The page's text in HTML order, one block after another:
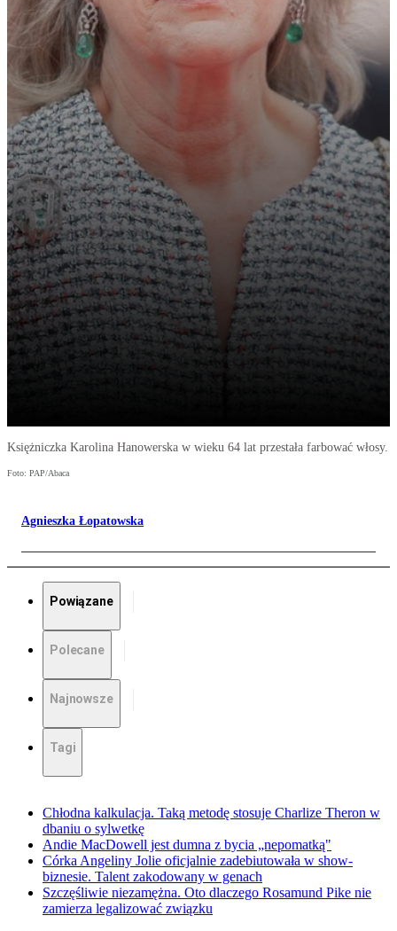
Księżniczka Karolina Hanowerska w wieku 64 lat przestała farbować włosy.
Foto: PAP/Abaca
Agnieszka Łopatowska
Powiązane
Polecane
Najnowsze
Tagi
Chłodna kalkulacja. Taką metodę stosuje Charlize Theron w
dbaniu o sylwetkę
Andie MacDowell jest dumna z bycia „nepomatką"
Córka Angeliny Jolie oficjalnie zadebiutowała w show-
biznesie. Talent zakodowany w genach
Szczęśliwie niezamężna. Oto dlaczego Rosamund Pike nie
zamierza legalizować związku